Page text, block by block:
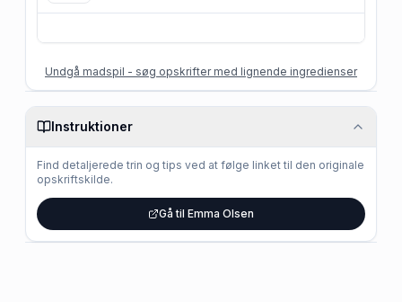
Undgå madspil - søg opskrifter med lignende ingredienser
Instruktioner
Find detaljerede trin og tips ved at følge linket til den originale
opskriftskilde.
Gå til Emma Olsen